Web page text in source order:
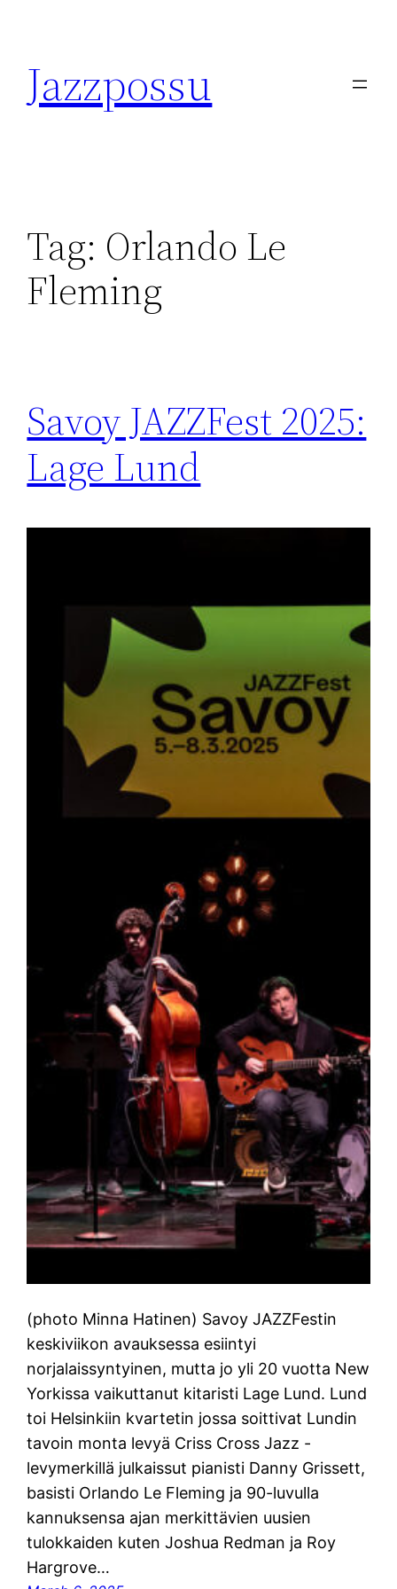
content
Jazzpossu
Tag: Orlando Le
Fleming
Savoy JAZZFest 2025:
Lage Lund
(photo Minna Hatinen) Savoy JAZZFestin
keskiviikon avauksessa esiintyi
norjalaissyntyinen, mutta jo yli 20 vuotta New
Yorkissa vaikuttanut kitaristi Lage Lund. Lund
toi Helsinkiin kvartetin jossa soittivat Lundin
tavoin monta levyä Criss Cross Jazz -
levymerkillä julkaissut pianisti Danny Grissett,
basisti Orlando Le Fleming ja 90-luvulla
kannuksensa ajan merkittävien uusien
tulokkaiden kuten Joshua Redman ja Roy
Hargrove…